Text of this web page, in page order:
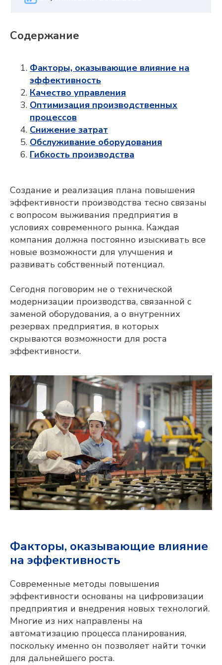
Содержание
Факторы, оказывающие влияние на
эффективность
Качество управления
Оптимизация производственных
процессов
Снижение затрат
Обслуживание оборудования
Гибкость производства
Создание и реализация плана повышения
эффективности производства тесно связаны
с вопросом выживания предприятия в
условиях современного рынка. Каждая
компания должна постоянно изыскивать все
новые возможности для улучшения и
развивать собственный потенциал.
Сегодня поговорим не о технической
модернизации производства, связанной с
заменой оборудования, а о внутренних
резервах предприятия, в которых
скрываются возможности для роста
эффективности.
Факторы, оказывающие влияние
на эффективность
Современные методы повышения
эффективности основаны на цифровизации
предприятия и внедрения новых технологий.
Многие из них направлены на
автоматизацию процесса планирования,
поскольку именно он позволяет найти точки
для дальнейшего роста.